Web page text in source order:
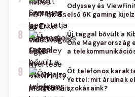
Odyssey és
első 6K gaming
8
Új taggal bővült a
One Magyarország
a
9
Öt telefonos
Yettel: mit árulnak
szokásaink?